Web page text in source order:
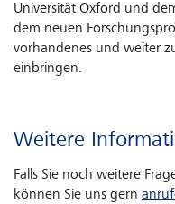
Universität Oxford und
dem neuen
vorhandenes und weiter
einbringen.
Weitere
Falls Sie noch weitere
können Sie uns gern